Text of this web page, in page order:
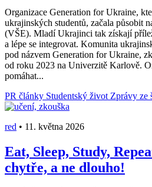
Organizace Generation for Ukraine,
ukrajinských studentů, začala působit
(VŠE). Mladí Ukrajinci tak získají
a lépe se integrovat. Komunita
pod názvem Generation for Ukraine,
od roku 2023 na Univerzitě Karlově.
pomáhat...
PR články Studentský život Zprávy ze
red • 11. května 2026
Eat, Sleep, Study,
chytře, a ne dlouho!